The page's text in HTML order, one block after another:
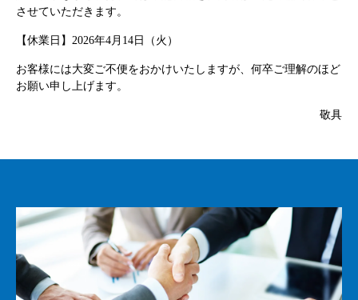
させていただきます。
【休業日】2026年4月14日（火）
お客様には大変ご不便をおかけいたしますが、何卒ご理解のほど
お願い申し上げます。
敬具